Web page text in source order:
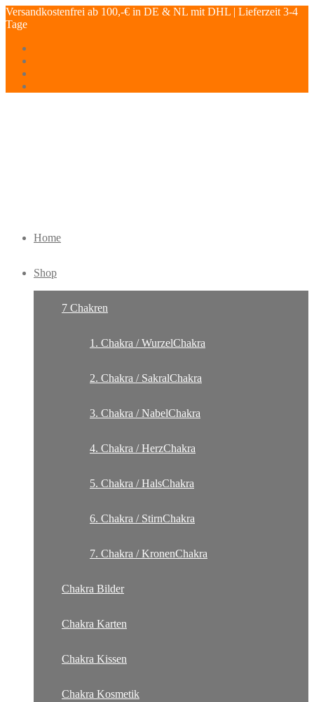
Versandkostenfrei ab 100,-€ in DE & NL mit DHL | Lieferzeit 3-4
Tage
Home
Shop
7 Chakren
1. Chakra / WurzelChakra
2. Chakra / SakralChakra
3. Chakra / NabelChakra
4. Chakra / HerzChakra
5. Chakra / HalsChakra
6. Chakra / StirnChakra
7. Chakra / KronenChakra
Chakra Bilder
Chakra Karten
Chakra Kissen
Chakra Kosmetik